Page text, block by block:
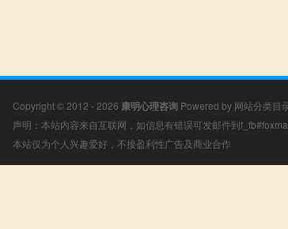
Copyright © 2012 - 2026 康明心理咨询 Powered by 网站分类目
声明：本站内容来自互联网，如信息有错误可发邮件到
本站仅为个人兴趣爱好，不接盈利性广告及商业合作